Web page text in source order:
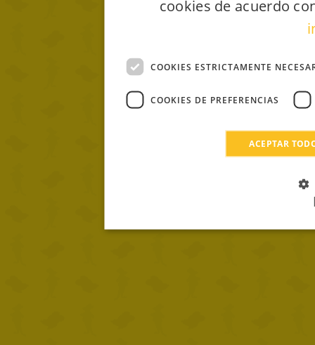
cookies de acuerdo
COOKIES ESTRICTAMENTE
COOKIES DE PREFERENCIAS
ACEPTAR